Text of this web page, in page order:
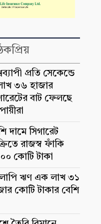
প্রতি সেকেন্ডে
৩৬ হাজার
বাট ফেলছে
দামে সিগারেট
রাজস্ব ফাঁকি
কোটি টাকা
ঋণ এক লাখ ৩১
কোটি টাকার বেশি